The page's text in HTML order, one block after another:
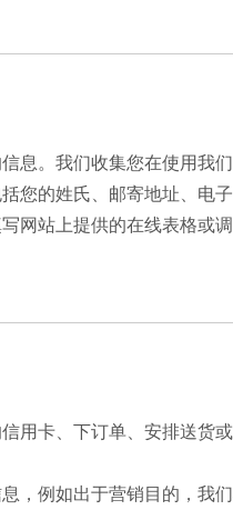
息。我们收集您在使用
您的姓氏、邮寄地址、
网站上提供的在线表格
用卡、下订单、安排送货
，例如出于营销目的，我